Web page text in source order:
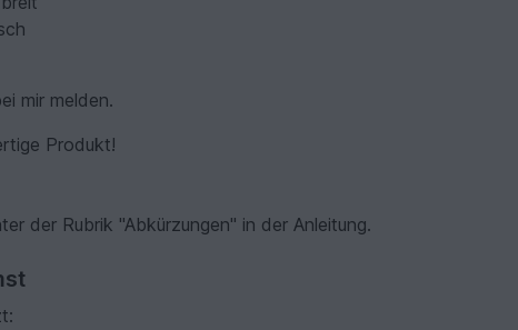
mir melden.
Produkt!
der Rubrik "Abkürzungen" in der Anleitung.